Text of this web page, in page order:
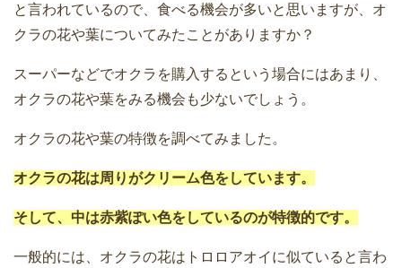
と言われているので、食べる機会が多いと思いますが、オ
クラの花や葉についてみたことがありますか？
スーパーなどでオクラを購入するという場合にはあまり、
オクラの花や葉をみる機会も少ないでしょう。
オクラの花や葉の特徴を調べてみました。
オクラの花は周りがクリーム色をしています。
そして、中は赤紫ぽい色をしているのが特徴的です。
一般的には、オクラの花はトロロアオイに似ていると言わ